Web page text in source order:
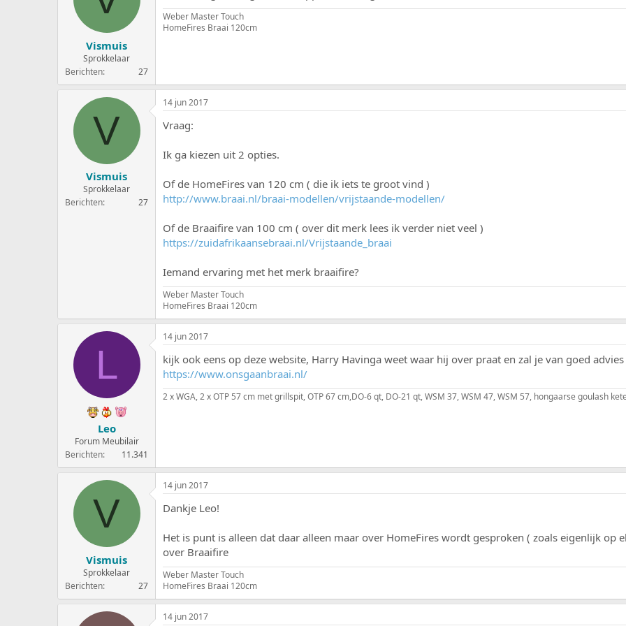
Vismuis
Sprokkelaar
Berichten
27
Weber Master Touch
HomeFires Braai 120cm
V
Vismuis
Sprokkelaar
Berichten
27
14 jun 2017
Vraag:
Ik ga kiezen uit 2 opties.
Of de HomeFires van 120 cm ( die ik iets te groot vind )
http://www.braai.nl/braai-modellen/vrijstaande-modellen/
Of de Braaifire van 100 cm ( over dit merk lees ik verder niet veel )
https://zuidafrikaansebraai.nl/Vrijstaande_braai
Iemand ervaring met het merk braaifire?
Weber Master Touch
HomeFires Braai 120cm
L
Leo
Forum Meubilair
Berichten
11.341
14 jun 2017
kijk ook eens op deze website, Harry Havinga weet waar hij over praat en zal je van goed
https://www.onsgaanbraai.nl/
2 x WGA, 2 x OTP 57 cm met grillspit, OTP 67 cm,DO-6 qt, DO-21 qt, WSM 37, WSM 47, WSM 57, hongaarse goulash
V
Vismuis
Sprokkelaar
Berichten
27
14 jun 2017
Dankje Leo!
Het is punt is alleen dat daar alleen maar over HomeFires wordt gesproken ( zoals eigenlijk op
over Braaifire
Weber Master Touch
HomeFires Braai 120cm
14 jun 2017